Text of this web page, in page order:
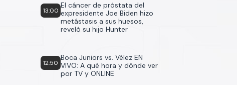
13:00
El cáncer de próstata del
expresidente Joe Biden hizo
metástasis a sus huesos,
reveló su hijo Hunter
12:50
Boca Juniors vs. Vélez EN
VIVO: A qué hora y dónde ver
por TV y ONLINE